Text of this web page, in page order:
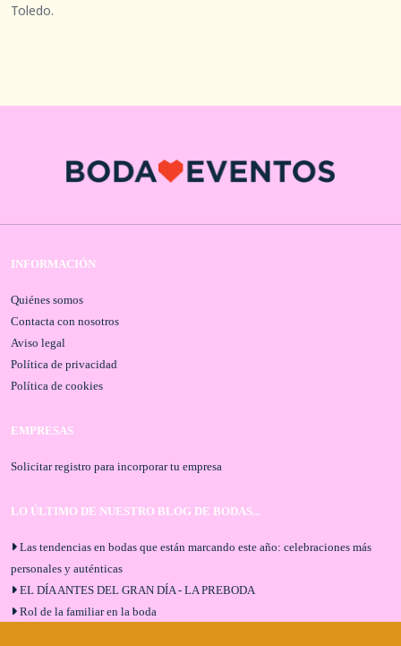
Toledo.
INFORMACIÓN
Quiénes somos
Contacta con nosotros
Aviso legal
Política de privacidad
Política de cookies
EMPRESAS
Solicitar registro para incorporar tu empresa
LO ÚLTIMO DE NUESTRO BLOG DE BODAS...
Las tendencias en bodas que están marcando este año: celebraciones más
personales y auténticas
EL DÍA ANTES DEL GRAN DÍA - LA PREBODA
Rol de la familiar en la boda